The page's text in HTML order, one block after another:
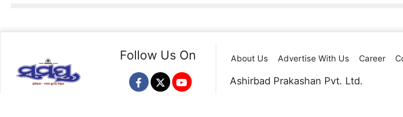
Follow Us On About Us Advertise With Us Career
Ashirbad Prakashan Pvt. Ltd.